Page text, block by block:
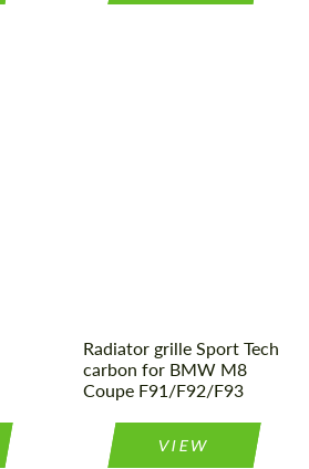
Radiator grille Sport Tech
carbon for BMW M8
Coupe F91/F92/F93
VIEW